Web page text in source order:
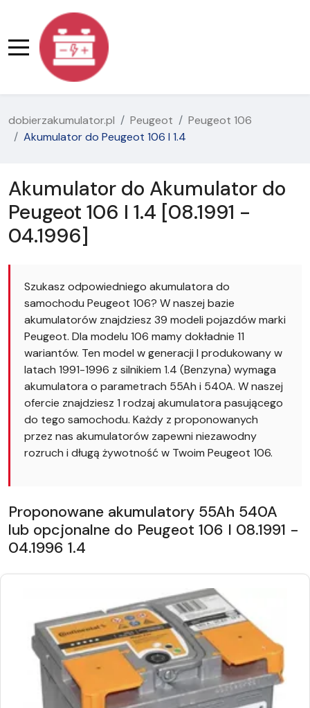
dobierzakumulator.pl Peugeot
Peugeot 106
Akumulator do Peugeot 106 I 1.4
Akumulator do Akumulator do
Peugeot 106 I 1.4 [08.1991 -
04.1996]
Szukasz odpowiedniego akumulatora do
samochodu Peugeot 106? W naszej bazie
akumulatorów znajdziesz 39 modeli pojazdów marki
Peugeot. Dla modelu 106 mamy dokładnie 11
wariantów. Ten model w generacji I produkowany w
latach 1991-1996 z silnikiem 1.4 (Benzyna) wymaga
akumulatora o parametrach 55Ah i 540A. W naszej
ofercie znajdziesz 1 rodzaj akumulatora pasującego
do tego samochodu. Każdy z proponowanych
przez nas akumulatorów zapewni niezawodny
rozruch i długą żywotność w Twoim Peugeot 106.
Proponowane akumulatory 55Ah 540A
lub opcjonalne do Peugeot 106 I 08.1991 -
04.1996 1.4